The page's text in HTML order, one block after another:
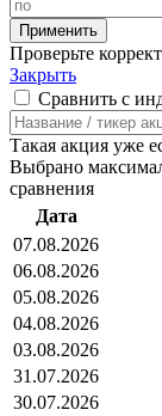
Проверьте
Закрыть
Сравнить с
Такая акция уже
Выбрано
сравнения
Дата
07.08.2026
06.08.2026
05.08.2026
04.08.2026
03.08.2026
31.07.2026
30.07.2026